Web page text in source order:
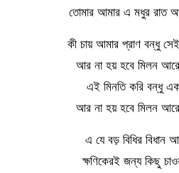
তোমার আমার এ মধুর রাত
কী চায় আমার প্রাণ বন্ধু
আর না হয় হবে মিলন
এই মিনতি করি বন্ধু
আর না হয় হবে মিলন
এ যে বড় বিধির বিধান
ক্ষণিকেরই জন্য কিছু